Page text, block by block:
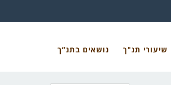
שיעורי תנ"ך נושאים בתנ”ך